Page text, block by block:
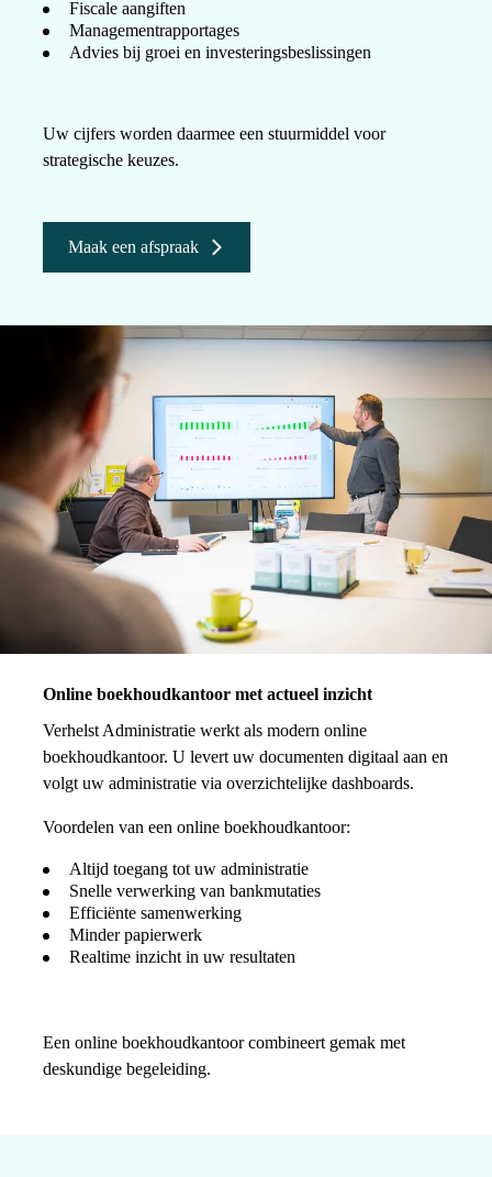
Fiscale aangiften
Managementrapportages
Advies bij groei en investeringsbeslissingen
Uw cijfers worden daarmee een stuurmiddel voor
strategische keuzes.
Maak een afspraak
Online boekhoudkantoor met actueel inzicht
Verhelst Administratie werkt als modern online
boekhoudkantoor. U levert uw documenten digitaal aan en
volgt uw administratie via overzichtelijke dashboards.
Voordelen van een online boekhoudkantoor:
Altijd toegang tot uw administratie
Snelle verwerking van bankmutaties
Efficiënte samenwerking
Minder papierwerk
Realtime inzicht in uw resultaten
Een online boekhoudkantoor combineert gemak met
deskundige begeleiding.